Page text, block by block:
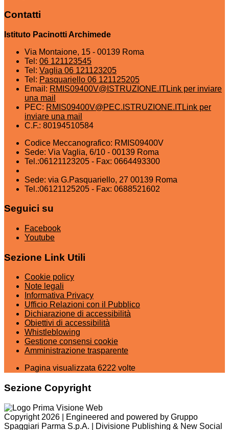
Contatti
Istituto Pacinotti Archimede
Via Montaione, 15 - 00139 Roma
Tel: 06 121123545
Tel: Vaglia 06 121123205
Tel: Pasquariello 06 121125205
Email: RMIS09400V@ISTRUZIONE.ITLink per inviare
una mail
PEC: RMIS09400V@PEC.ISTRUZIONE.ITLink per
inviare una mail
C.F.: 80194510584
Codice Meccanografico: RMIS09400V
Sede: Via Vaglia, 6/10 - 00139 Roma
Tel.:06121123205 - Fax: 0664493300
Sede: via G.Pasquariello, 27 00139 Roma
Tel.:06121125205 - Fax: 0688521602
Seguici su
Facebook
Youtube
Sezione Link Utili
Cookie policy
Note legali
Informativa Privacy
Ufficio Relazioni con il Pubblico
Dichiarazione di accessibilità
Obiettivi di accessibilità
Whistleblowing
Gestione consensi cookie
Amministrazione trasparente
Pagina visualizzata 6222 volte
Sezione Copyright
Copyright 2026 | Engineered and powered by Gruppo
Spaggiari Parma S.p.A. | Divisione Publishing & New Social